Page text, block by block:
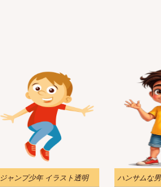
ジャンプ少年 イラスト透明